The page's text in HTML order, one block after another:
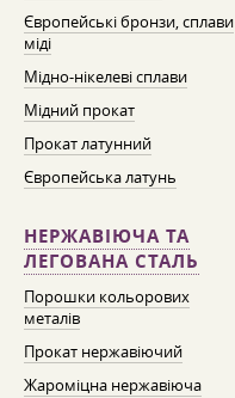
Європейські бронзи, сплави
міді
Мідно-нікелеві сплави
Мідний прокат
Прокат латунний
Європейська латунь
НЕРЖАВІЮЧА ТА
ЛЕГОВАНА СТАЛЬ
Порошки кольорових
металів
Прокат нержавіючий
Жароміцна нержавіюча